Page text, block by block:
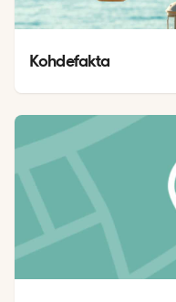
Kohdefakta